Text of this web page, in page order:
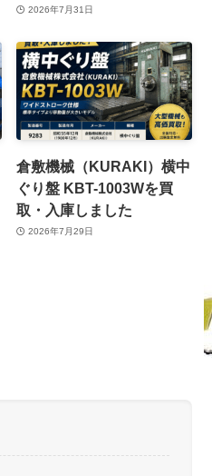
2026年7月31日
倉敷機械（KURAKI）横中
ぐり盤 KBT-1003Wを買
取・入庫しました
2026年7月29日